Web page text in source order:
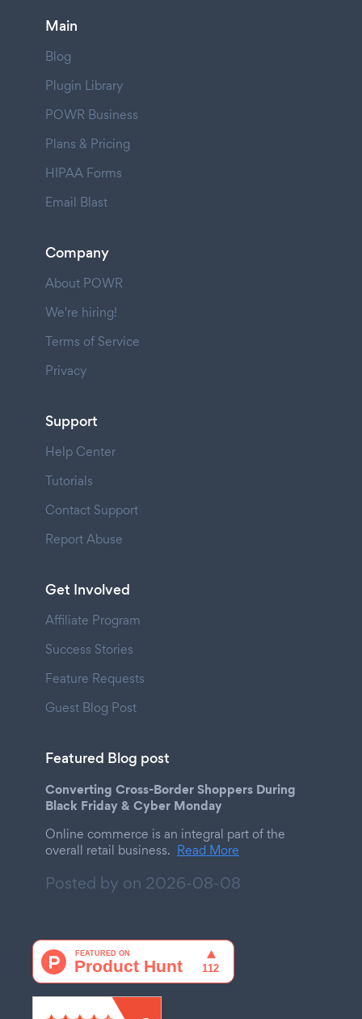
Main
Blog
Plugin Library
POWR Business
Plans & Pricing
HIPAA Forms
Email Blast
Company
About POWR
We're hiring!
Terms of Service
Privacy
Support
Help Center
Tutorials
Contact Support
Report Abuse
Get Involved
Affiliate Program
Success Stories
Feature Requests
Guest Blog Post
Featured Blog post
Converting Cross-Border Shoppers During
Black Friday & Cyber Monday
Online commerce is an integral part of the
overall retail business. Read More
Posted by on 2026-08-08